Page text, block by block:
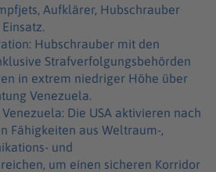
Aufklärer, Hubschrauber
Hubschrauber mit den
Strafverfolgungsbehörden
in extrem niedriger Höhe über
Venezuela.
Die USA aktivieren nach
Fähigkeiten aus Weltraum-,
und
um einen sicheren Korridor